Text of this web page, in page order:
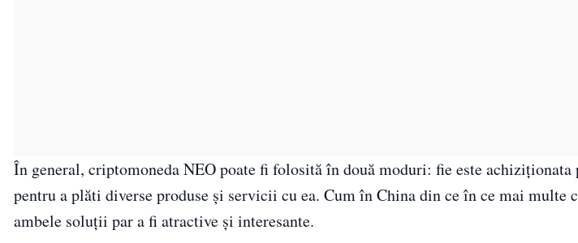
În general, criptomoneda NEO poate fi folosită în două moduri: fie este
pentru a plăti diverse produse şi servicii cu ea. Cum în China din ce în ce mai multe
ambele soluţii par a fi atractive şi interesante.